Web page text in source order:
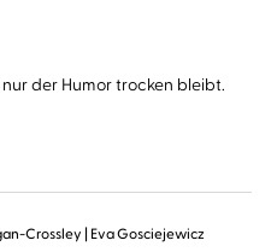
der Humor trocken bleibt.
Crossley Eva Gosciejewicz